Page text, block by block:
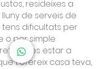
resideixes a
lluny de serveis de
tens dificultats per
o per simple
estar a
t’ofereix casa teva,